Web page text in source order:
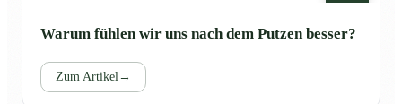
Warum fühlen wir uns nach dem Putzen besser?
Zum Artikel→